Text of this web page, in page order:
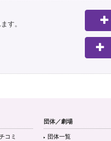
す。
コミ
団体／劇場
団体一覧